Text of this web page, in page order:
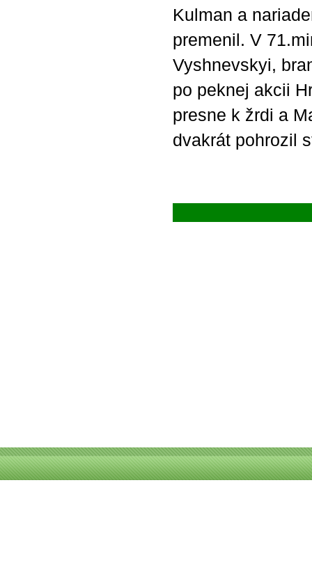
Kulman a
premenil. V
Vyshnevskyi,
po peknej akcii
presne k žrdi a
dvakrát pohrozil